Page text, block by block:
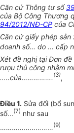
Căn cứ Thông tư số
của Bộ Công Thương
94/2012/NĐ-CP của
Căn cứ giấy phép
doanh số... do ... cấp
Xét đề nghị tại Đơn
rượu thủ công nhằm
…..của……………. (3),
Điều 1. Sửa đổi (bổ
số...(7) như sau
………………………(9)